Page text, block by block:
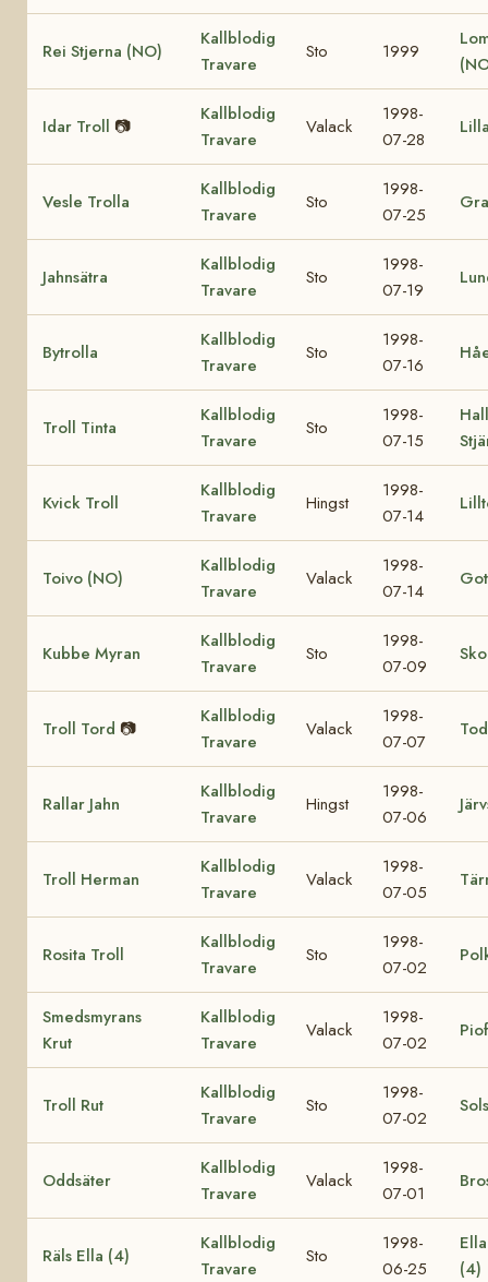
Rei Stjerna (NO)
Kallblodig
Travare
Sto 1999
Idar Troll 📷
Kallblodig
Travare
Valack
1998-
07-28
Vesle Trolla
Kallblodig
Travare
Sto
1998-
07-25
Jahnsätra
Kallblodig
Travare
Sto
1998-
07-19
Bytrolla
Kallblodig
Travare
Sto
1998-
07-16
Troll Tinta
Kallblodig
Travare
Sto
1998-
07-15
Kvick Troll
Kallblodig
Travare
Hingst
1998-
07-14
Toivo (NO)
Kallblodig
Travare
Valack
1998-
07-14
Kubbe Myran
Kallblodig
Travare
Sto
1998-
07-09
Troll Tord 📷
Kallblodig
Travare
Valack
1998-
07-07
Rallar Jahn
Kallblodig
Travare
Hingst
1998-
07-06
Troll Herman
Kallblodig
Travare
Valack
1998-
07-05
Rosita Troll
Kallblodig
Travare
Sto
1998-
07-02
Smedsmyrans
Krut
Kallblodig
Travare
Valack
1998-
07-02
Troll Rut
Kallblodig
Travare
Sto
1998-
07-02
Oddsäter
Kallblodig
Travare
Valack
1998-
07-01
Räls Ella (4)
Kallblodig
Travare
Sto
1998-
06-25
(4)